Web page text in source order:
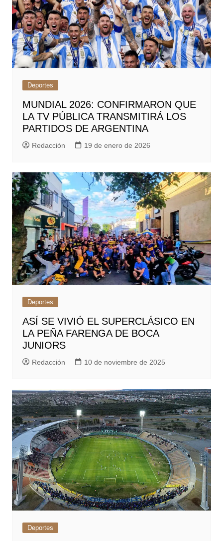
Deportes
MUNDIAL 2026: CONFIRMARON QUE
LA TV PÚBLICA TRANSMITIRÁ LOS
PARTIDOS DE ARGENTINA
Redacción 19 de enero de 2026
Deportes
ASÍ SE VIVIÓ EL SUPERCLÁSICO EN
LA PEÑA FARENGA DE BOCA
JUNIORS
Redacción 10 de noviembre de 2025
Deportes